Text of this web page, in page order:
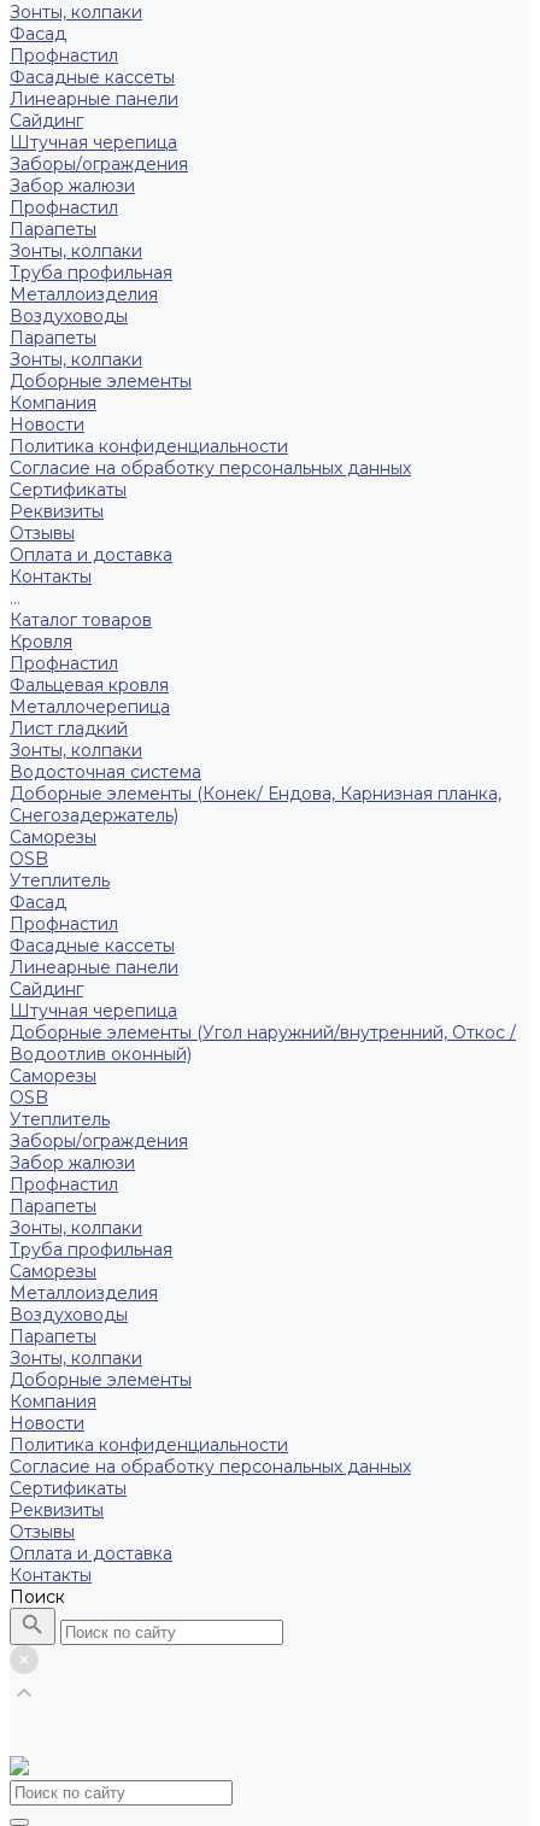
Зонты, колпаки
Фасад
Профнастил
Фасадные кассеты
Линеарные панели
Сайдинг
Штучная черепица
Заборы/ограждения
Забор жалюзи
Профнастил
Парапеты
Зонты, колпаки
Труба профильная
Металлоизделия
Воздуховоды
Парапеты
Зонты, колпаки
Доборные элементы
Компания
Новости
Политика конфиденциальности
Согласие на обработку персональных данных
Сертификаты
Реквизиты
Отзывы
Оплата и доставка
Контакты
...
Каталог товаров
Кровля
Профнастил
Фальцевая кровля
Металлочерепица
Лист гладкий
Зонты, колпаки
Водосточная система
Доборные элементы (Конек/ Ендова, Карнизная планка,
Снегозадержатель)
Саморезы
ОSB
Утеплитель
Фасад
Профнастил
Фасадные кассеты
Линеарные панели
Сайдинг
Штучная черепица
Доборные элементы (Угол наружний/внутренний, Откос /
Водоотлив оконный)
Саморезы
OSB
Утеплитель
Заборы/ограждения
Забор жалюзи
Профнастил
Парапеты
Зонты, колпаки
Труба профильная
Саморезы
Металлоизделия
Воздуховоды
Парапеты
Зонты, колпаки
Доборные элементы
Компания
Новости
Политика конфиденциальности
Согласие на обработку персональных данных
Сертификаты
Реквизиты
Отзывы
Оплата и доставка
Контакты
Поиск